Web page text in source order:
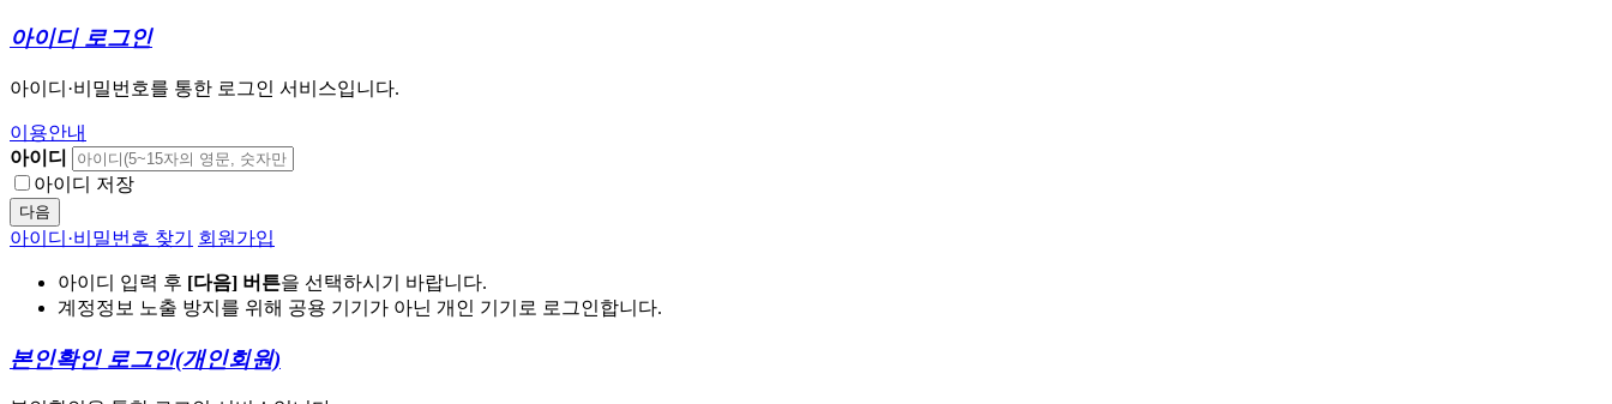
아이디 로그인
아이디·비밀번호를 통한 로그인 서비스입니다.
이용안내
아이디
아이디 저장
다음
아이디·비밀번호 찾기 회원가입
아이디 입력 후 [다음] 버튼을 선택하시기 바랍니다.
계정정보 노출 방지를 위해 공용 기기가 아닌 개인 기기로 로그인합니다.
본인확인 로그인(개인회원)